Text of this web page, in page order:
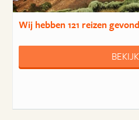
Wij hebben121 reizen